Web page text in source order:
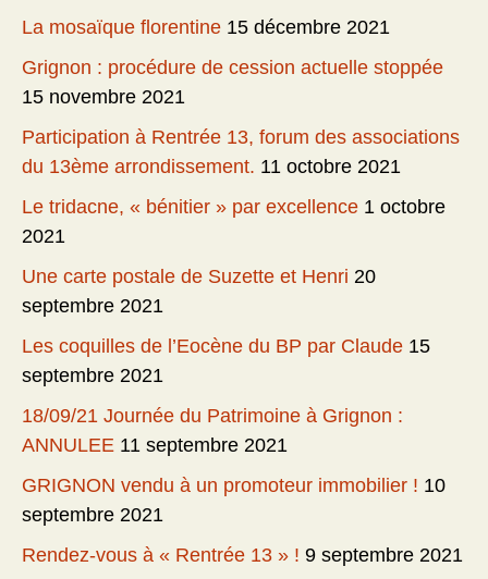
La mosaïque florentine 15 décembre 2021
Grignon : procédure de cession actuelle stoppée
15 novembre 2021
Participation à Rentrée 13, forum des associations
du 13ème arrondissement. 11 octobre 2021
Le tridacne, « bénitier » par excellence 1 octobre
2021
Une carte postale de Suzette et Henri 20
septembre 2021
Les coquilles de l’Eocène du BP par Claude 15
septembre 2021
18/09/21 Journée du Patrimoine à Grignon :
ANNULEE 11 septembre 2021
GRIGNON vendu à un promoteur immobilier ! 10
septembre 2021
Rendez-vous à « Rentrée 13 » ! 9 septembre 2021